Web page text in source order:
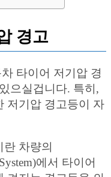
경고
타이어 저기압 경
으실겁니다. 특히,
저기압 경고등이 자
차량의
에서 타이어